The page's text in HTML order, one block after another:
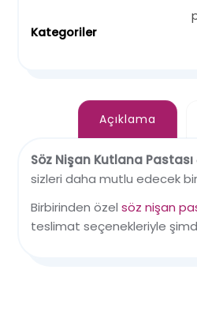
Kategoriler
Açıklama
Söz Nişan Kutlana Pastası
sizleri daha mutlu edecek
Birbirinden özelsöz nişan
teslimat seçenekleriyle